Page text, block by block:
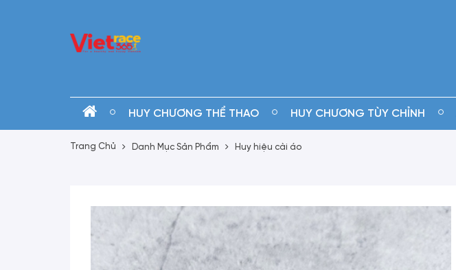
HUY CHƯƠNG THỂ THAO HUY CHƯƠNG TÙY CHỈNH
Trang Chủ Danh Mục Sản Phẩm Huy hiệu cài áo